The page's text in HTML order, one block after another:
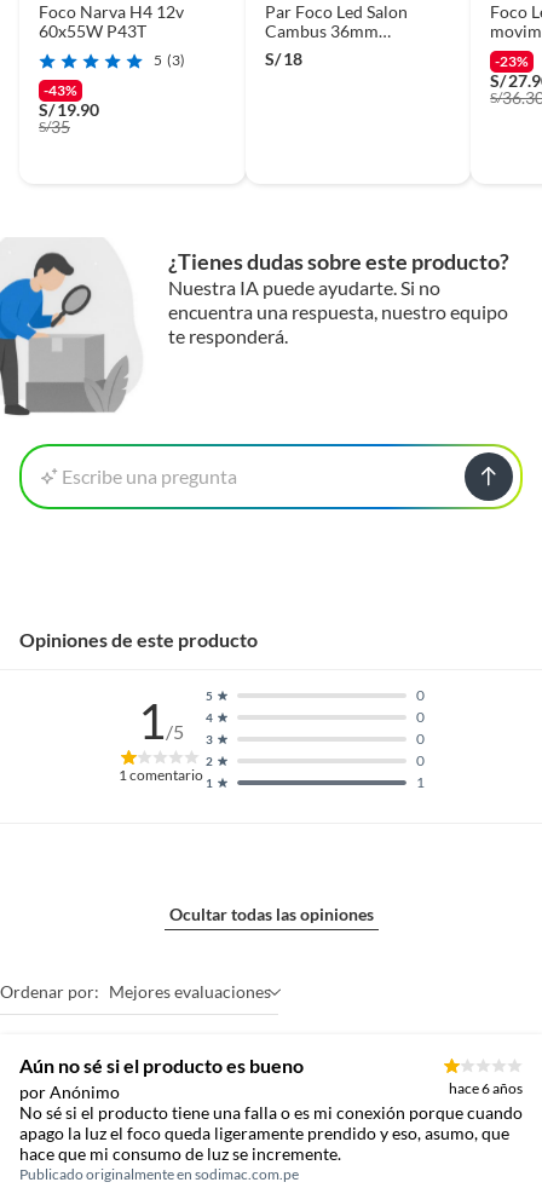
Foco Narva H4 12v
60x55W P43T
5 (3)
-43%
S/19.90
S/35
Par Foco Led Salon
Cambus 36mm
Universal
S/ 18
Foco
-23%
S/
S/
¿Tienes dudas sobre este producto?
Nuestra IA puede ayudarte. Si no
encuentra una respuesta, nuestro equipo
te responderá.
Escribe una pregunta
Opiniones de este producto
1/5
1comentario 1 1
2 0
3 0
4 0
5 0
Ocultar todas las opiniones
Ordenar por: Mejores evaluaciones
Aún no sé si el producto es bueno
por Anónimo hace 6 años
No sé si el producto tiene una falla o es mi conexión porque cuando
apago la luz el foco queda ligeramente prendido y eso, asumo, que
hace que mi consumo de luz se incremente.
Publicado originalmente en sodimac.com.pe